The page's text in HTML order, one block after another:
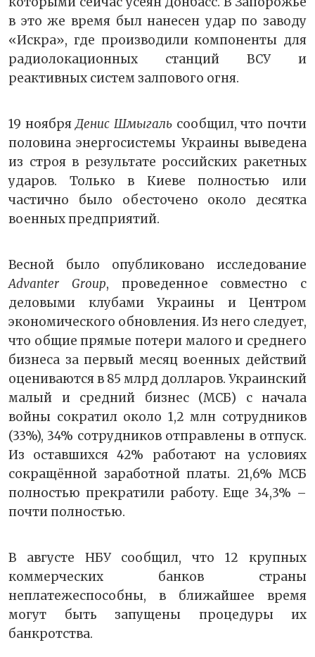
в это же время был нанесен удар по заводу
«Искра», где производили компоненты для
радиолокационных станций ВСУ и
реактивных систем залпового огня.
19 ноябряДенис Шмыгаль сообщил, что почти
половина энергосистемы Украины выведена
из строя в результате российских ракетных
ударов. Только в Киеве полностью или
частично было обесточено около десятка
военных предприятий.
Весной было опубликовано исследование
Advanter Group, проведенное совместно с
деловыми клубами Украины и Центром
экономического обновления. Из него следует,
что общие прямые потери малого и среднего
бизнеса за первый месяц военных действий
оцениваются в 85 млрд долларов. Украинский
малый и средний бизнес (МСБ) с начала
войны сократил около 1,2 млн сотрудников
(33%), 34% сотрудников отправлены в отпуск.
Из оставшихся 42% работают на условиях
сокращённой заработной платы. 21,6% МСБ
полностью прекратили работу. Еще 34,3% –
почти полностью.
В августе НБУ сообщил, что 12 крупных
коммерческих банков страны
неплатежеспособны, в ближайшее время
могут быть запущены процедуры их
банкротства.